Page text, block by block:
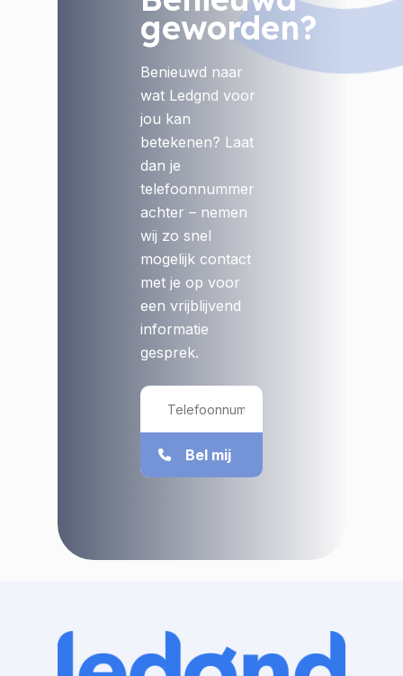
geworden?
Benieuwd naar
wat Ledgnd voor
jou kan
betekenen? Laat
dan je
telefoonnummer
achter – nemen
wij zo snel
mogelijk contact
met je op voor
een vrijblijvend
informatie
gesprek.